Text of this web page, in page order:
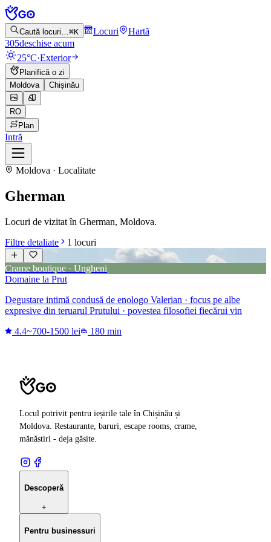
Caută locuri…⌘K Locuri
Hartă
305deschise acum
25°C·Exterior
Planifică o zi
Moldova
Chișinău
RO
Plan
Intră
Moldova · Localitate
Gherman
Locuri de vizitat în Gherman, Moldova.
Filtre detaliate
1 locuri
Crame boutique · Ungheni
Domaine la Prut
Degustare intimă condusă de enologo Valerian · focus pe albe
expresive din teruarul Prutului · povestea filosofiei fiecărui vin
4.4~700-1500 lei 180 min
Locul potrivit pentru ieșirile tale în Chișinău și
Moldova. Restaurante, baruri, escape rooms, crame,
mănăstiri - deja găsite.
Descoperă
+
Pentru businessuri